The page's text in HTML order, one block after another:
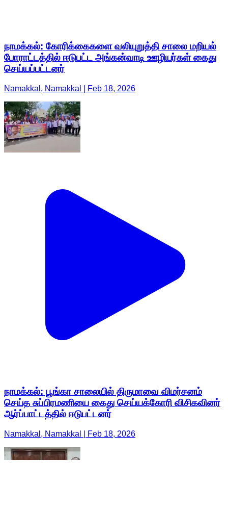
நாமக்கல்: கோரிக்கைகளை வலியுறுத்தி சாலை மறியல்
போராட்டத்தில் ஈடுபட்ட அங்கன்வாடி ஊழியர்கள் கைது
செய்யப்பட்டனர்
Namakkal, Namakkal | Feb 18, 2026
நாமக்கல்: பூங்கா சாலையில் திருமாவை விமர்சனம்
செய்த சுப்பிரமணியை கைது செய்யக்கோரி விசிகவினர்
ஆர்ப்பாட்டத்தில் ஈடுபட்டனர்
Namakkal, Namakkal | Feb 18, 2026